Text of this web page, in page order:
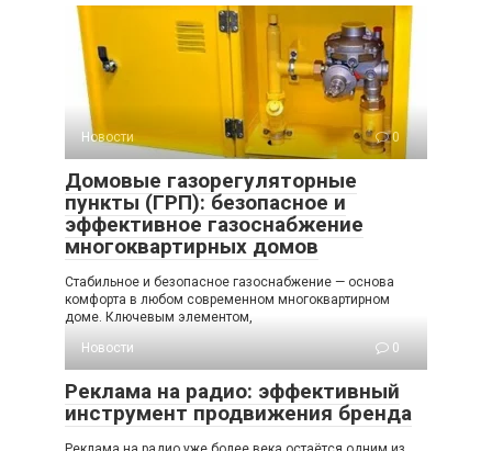
Новости 0
Домовые газорегуляторные
пункты (ГРП): безопасное и
эффективное газоснабжение
многоквартирных домов
Стабильное и безопасное газоснабжение — основа
комфорта в любом современном многоквартирном
доме. Ключевым элементом,
Новости
0
Реклама на радио: эффективный
инструмент продвижения бренда